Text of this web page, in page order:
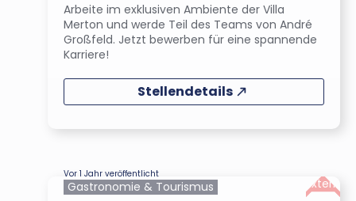
Arbeite im exklusiven Ambiente der Villa
Merton und werde Teil des Teams von André
Großfeld. Jetzt bewerben für eine spannende
Karriere!
Stellendetails
Vor 1 Jahr veröffentlicht
Gastronomie & Tourismus Extern